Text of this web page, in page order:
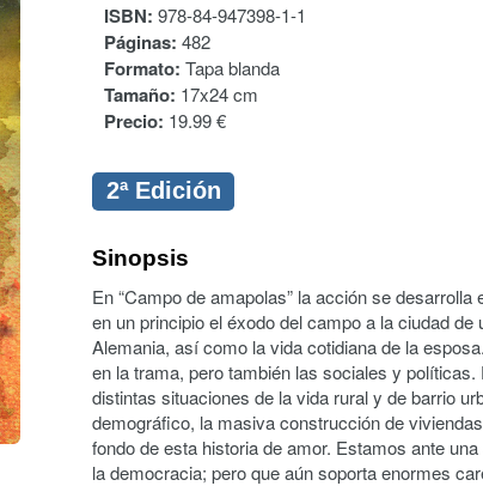
ISBN: 978-84-947398-1-1
Páginas: 482
Formato: Tapa blanda
Tamaño: 17x24 cm
Precio: 19.99 €
2ª Edición
Sinopsis
En “Campo de amapolas” la acción se
en un principio el éxodo del campo a la ciudad
Alemania, así como la vida cotidiana de la
en la trama, pero también las sociales y
distintas situaciones de la vida rural y de barrio
demográfico, la masiva construcción de
fondo de esta historia de amor. Estamos ante
la democracia; pero que aún soporta enormes